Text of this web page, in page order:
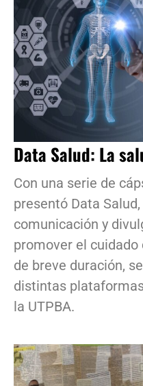
Data Salud: La
Con una serie de
presentó Data
comunicación y
promover el cuidado
de breve duración,
distintas
la UTPBA.